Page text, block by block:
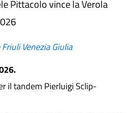
Pittacolo vince la Verola
Venezia Giulia
il tandem Pierluigi Sclip-